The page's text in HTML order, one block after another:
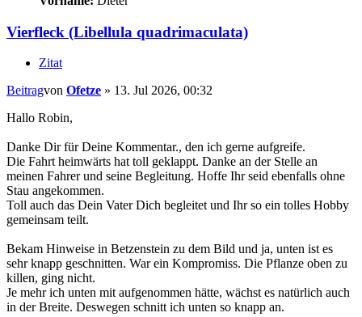
Vierfleck (Libellula quadrimaculata)
Zitat
Beitragvon Ofetze » 13. Jul 2026, 00:32
Hallo Robin,
Danke Dir für Deine Kommentar., den ich gerne aufgreife.
Die Fahrt heimwärts hat toll geklappt. Danke an der Stelle an
meinen Fahrer und seine Begleitung. Hoffe Ihr seid ebenfalls ohne
Stau angekommen.
Toll auch das Dein Vater Dich begleitet und Ihr so ein tolles Hobby
gemeinsam teilt.
Bekam Hinweise in Betzenstein zu dem Bild und ja, unten ist es
sehr knapp geschnitten. War ein Kompromiss. Die Pflanze oben zu
killen, ging nicht.
Je mehr ich unten mit aufgenommen hätte, wächst es natürlich auch
in der Breite. Deswegen schnitt ich unten so knapp an.